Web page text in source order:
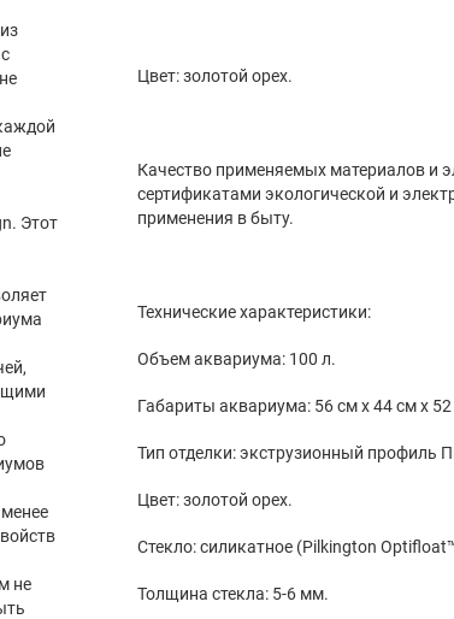
Этот
не
Цвет: золотой орех.
Качество применяемых материалов и
сертификатами экологической и
применения в быту.
Технические характеристики:
Объем аквариума: 100 л.
Габариты аквариума: 56 см x 44 см x
Тип отделки: экструзионный профиль
Цвет: золотой орех.
Стекло: силикатное (Pilkington
Толщина стекла: 5-6 мм.